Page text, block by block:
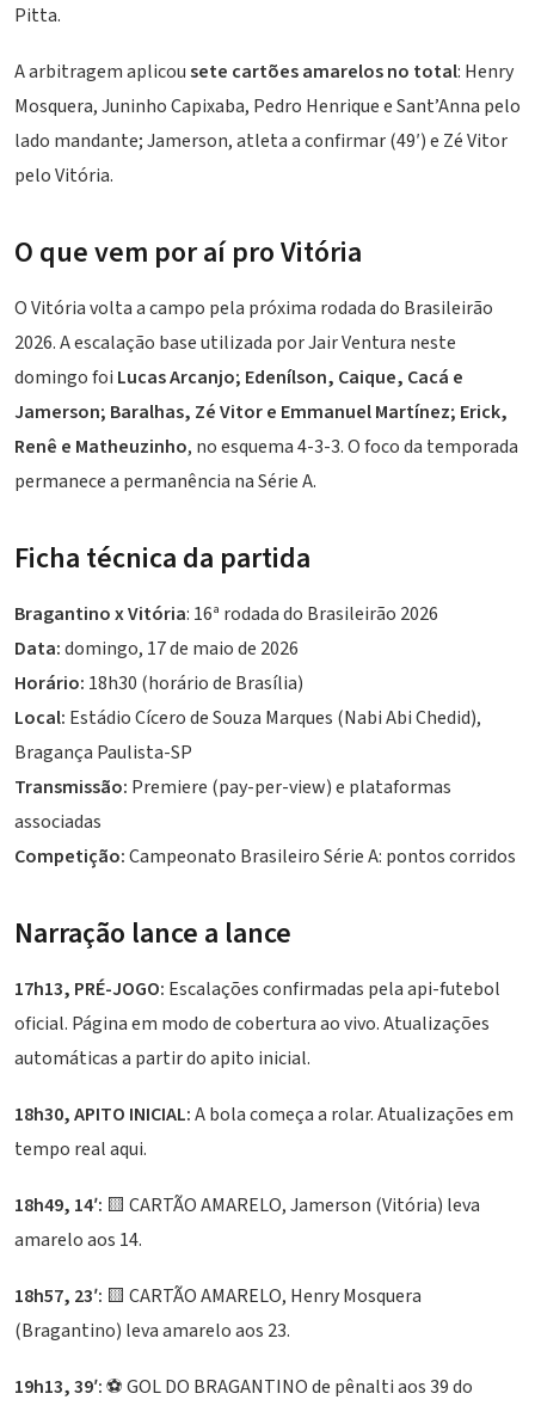
Pitta.
A arbitragem aplicousete cartões amarelos no total: Henry
Mosquera, Juninho Capixaba, Pedro Henrique e Sant’Anna pelo
lado mandante; Jamerson, atleta a confirmar (49′) e Zé Vitor
pelo Vitória.
O que vem por aí pro Vitória
O Vitória volta a campo pela próxima rodada do Brasileirão
2026. A escalação base utilizada porJair Ventura neste
domingo foi Lucas Arcanjo; Edenílson, Caique, Cacá e
Jamerson; Baralhas, Zé Vitor e Emmanuel Martínez; Erick,
Renê e Matheuzinho, no esquema 4-3-3. O foco da temporada
permanece a permanência na Série A.
Ficha técnica da partida
Bragantino x Vitória: 16ª rodada do Brasileirão 2026
Data:domingo, 17 de maio de 2026
Horário: 18h30 (horário de Brasília)
Local: Estádio Cícero de Souza Marques (Nabi Abi Chedid),
Bragança Paulista-SP
Transmissão: Premiere (pay-per-view) e plataformas
associadas
Competição:Campeonato Brasileiro Série A: pontos corridos
Narração lance a lance
17h13, PRÉ-JOGO: Escalações confirmadas pela api-futebol
oficial. Página em modo de cobertura ao vivo. Atualizações
automáticas a partir do apito inicial.
18h30, APITO INICIAL:A bola começa a rolar. Atualizações em
tempo real aqui.
18h49, 14′: 🟨 CARTÃO AMARELO, Jamerson (Vitória) leva
amarelo aos 14.
18h57, 23′: 🟨 CARTÃO AMARELO, Henry Mosquera
(Bragantino) leva amarelo aos 23.
19h13, 39′:⚽ GOL DO BRAGANTINO de pênalti aos 39 do